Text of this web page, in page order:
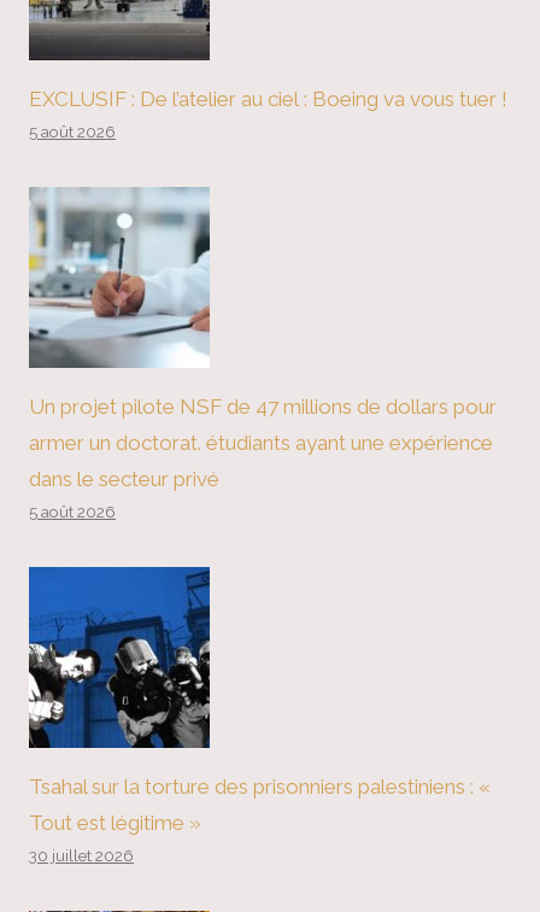
EXCLUSIF : De l’atelier au ciel : Boeing va vous tuer !
5 août 2026
Un projet pilote NSF de 47 millions de dollars pour
armer un doctorat. étudiants ayant une expérience
dans le secteur privé
5 août 2026
Tsahal sur la torture des prisonniers palestiniens : «
Tout est légitime »
30 juillet 2026